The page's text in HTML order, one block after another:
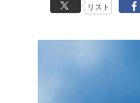
リスト